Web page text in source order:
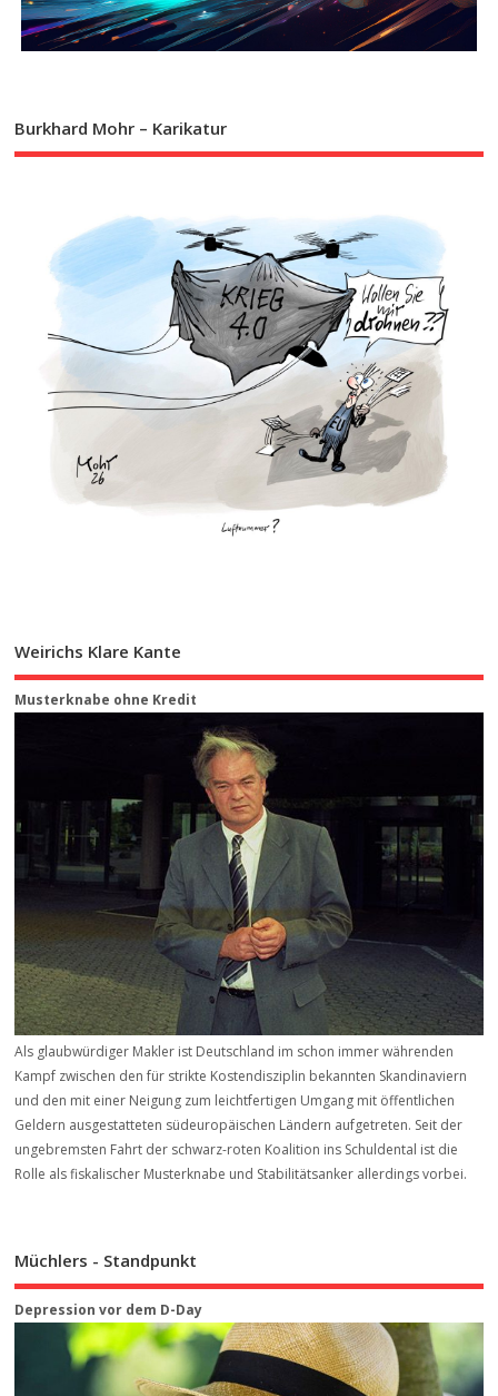
Burkhard Mohr – Karikatur
Weirichs Klare Kante
Musterknabe ohne Kredit
Als glaubwürdiger Makler ist Deutschland im schon immer währenden
Kampf zwischen den für strikte Kostendisziplin bekannten Skandinaviern
und den mit einer Neigung zum leichtfertigen Umgang mit öffentlichen
Geldern ausgestatteten südeuropäischen Ländern aufgetreten. Seit der
ungebremsten Fahrt der schwarz-roten Koalition ins Schuldental ist die
Rolle als fiskalischer Musterknabe und Stabilitätsanker allerdings vorbei.
Müchlers - Standpunkt
Depression vor dem D-Day